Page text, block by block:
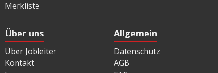
Merkliste
Über uns
Über Jobleiter
Kontakt
Allgemein
Datenschutz
AGB